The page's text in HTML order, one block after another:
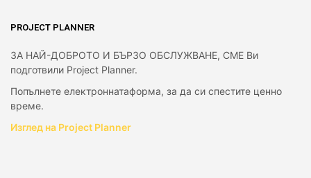
PROJECT PLANNER
ЗА НАЙ-ДОБРОТО И БЪРЗО ОБСЛУЖВАНЕ, СМЕ Ви
подготвили Project Planner.
Попълнете електроннатаформа, за да си спестите ценно
време.
Изглед на Project Planner